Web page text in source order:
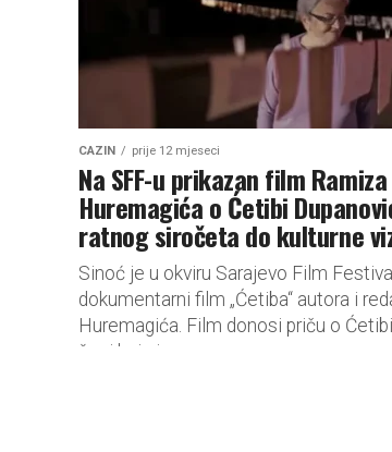
CAZIN prije 12 mjeseci
Na SFF-u prikazan film Ramiza
Huremagića o Ćetibi
ratnog siročeta do kulturne
Sinoć je u okviru Sarajevo Film
dokumentarni film „Ćetiba“ autora i
Huremagića. Film donosi priču o
ženi koja je...